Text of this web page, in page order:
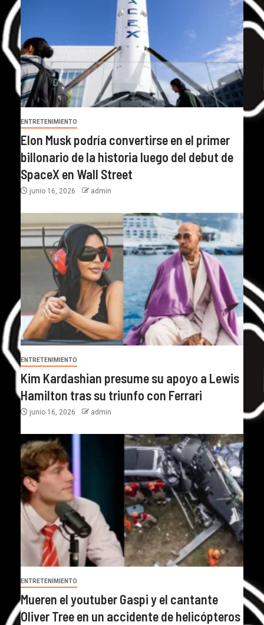
ENTRETENIMIENTO
Elon Musk podría convertirse en el primer
billonario de la historia luego del debut de
SpaceX en Wall Street
junio 16, 2026 admin
ENTRETENIMIENTO
Kim Kardashian presume su apoyo a Lewis
Hamilton tras su triunfo con Ferrari
junio 16, 2026 admin
ENTRETENIMIENTO
Mueren el youtuber Gaspi y el cantante
Oliver Tree en un accidente de helicópteros